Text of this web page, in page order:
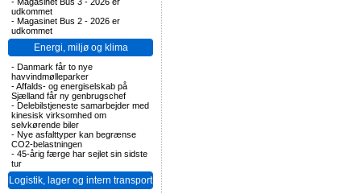
udkommet
- Magasinet Bus 2 - 2026 er
udkommet
Energi, miljø og klima
- Danmark får to nye
havvindmølleparker
-Affalds- og energiselskab på
Sjælland får ny genbrugschef
- Delebilstjeneste samarbejder med
kinesisk virksomhed om
selvkørende biler
- Nye asfalttyper kan begrænse
CO2-belastningen
- 45-årig færge har sejlet sin sidste
tur
Logistik, lager og intern transport